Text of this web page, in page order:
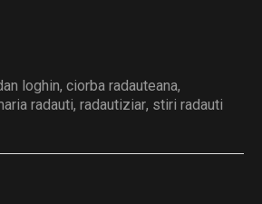
loghin, ciorba radauteana,
radauti, radautiziar, stiri radauti